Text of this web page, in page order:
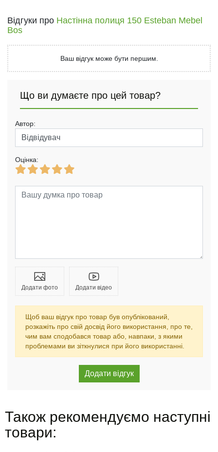
Відгуки про Настінна полиця 150 Esteban Mebel
Bos
Ваш відгук може бути першим.
Що ви думаєте про цей товар?
Автор:
Оцінка:
Додати фото Додати відео
Щоб ваш відгук про товар був опублікований,
розкажіть про свій досвід його використання, про те,
чим вам сподобався товар або, навпаки, з якими
проблемами ви зіткнулися при його використанні.
Також рекомендуємо наступні
товари: